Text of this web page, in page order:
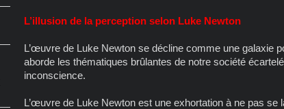
L’illusion de la perception selon Luke Newton
L’œuvre de Luke Newton se décline comme une galaxie
aborde les thématiques brûlantes de notre société
inconscience.
L’œuvre de Luke Newton est une exhortation à ne pas